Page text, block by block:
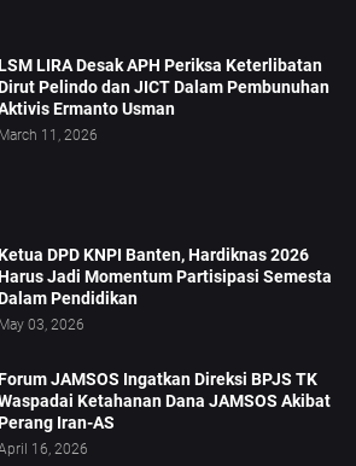
LIRA Desak APH Periksa Keterlibatan
Pelindo dan JICT Dalam Pembunuhan
Ermanto Usman
March 11, 2026
DPD KNPI Banten, Hardiknas 2026
Jadi Momentum Partisipasi Semesta
Pendidikan
May 03, 2026
JAMSOS Ingatkan Direksi BPJS TK
Ketahanan Dana JAMSOS Akibat
Iran-AS
16, 2026